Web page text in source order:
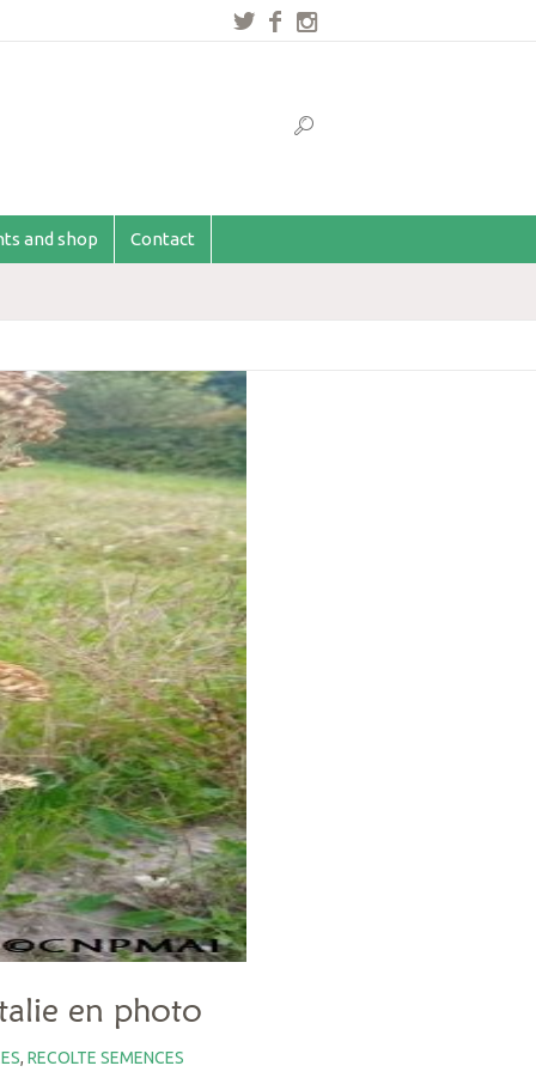
and shop Contact
en photo
, RECOLTE SEMENCES